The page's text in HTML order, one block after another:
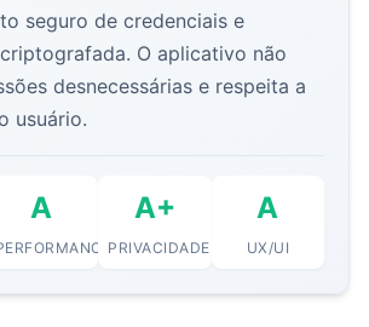
seguro de credenciais e
O aplicativo não
desnecessárias e respeita a
usuário.
A A+
PRIVACIDADE
A
UX/UI